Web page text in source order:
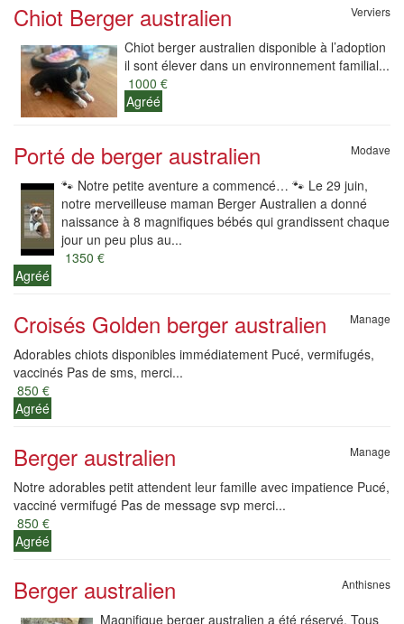
Chiot Berger australien Verviers
Chiot berger australien disponible à l’adoption
il sont élever dans un environnement familial...
1000 €
Agréé
Porté de berger australien Modave
🐾 Notre petite aventure a commencé… 🐾 Le 29 juin,
notre merveilleuse maman Berger Australien a donné
naissance à 8 magnifiques bébés qui grandissent chaque
jour un peu plus au...
1350 €
Agréé
Croisés Golden berger australien Manage
Adorables chiots disponibles immédiatement Pucé, vermifugés,
vaccinés Pas de sms, merci...
850 €
Agréé
Berger australien Manage
Notre adorables petit attendent leur famille avec impatience Pucé,
vacciné vermifugé Pas de message svp merci...
850 €
Agréé
Berger australien Anthisnes
Magnifique berger australien a été réservé. Tous